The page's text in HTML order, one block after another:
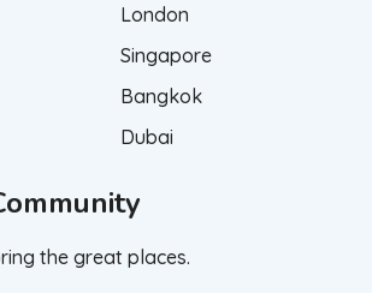
London
Singapore
Bangkok
Dubai
the great places.